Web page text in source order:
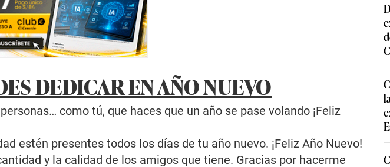
DEDICAR EN AÑO NUEVO
como tú, que haces que un año se pase volando ¡Feliz
estén presentes todos los días de tu año nuevo. ¡Feliz Año Nuevo!
y la calidad de los amigos que tiene. Gracias por hacerme